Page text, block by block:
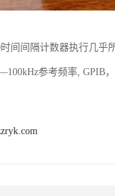
时间间隔计数器执行几乎
参考频率, GPIB